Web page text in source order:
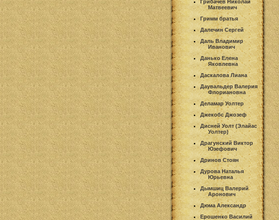
Грибачев Николай
Матвеевич
Гримм братья
Далечин Сергей
Даль Владимир
Иванович
Данько Елена
Яковлевна
Даскалова Лиана
Даувальдер Валерия
Флориановна
Деламар Уолтер
Джекобс Джозеф
Дисней Уолт (Элайас
Уолтер)
Драгунский Виктор
Юзефович
Дринов Стоян
Дурова Наталья
Юрьевна
Дымшиц Валерий
Аронович
Дюма Александр
Ерошенко Василий